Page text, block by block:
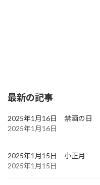
最新の記事
2025年1月16日 禁酒の日
2025年1月16日
2025年1月15日 小正月
2025年1月15日